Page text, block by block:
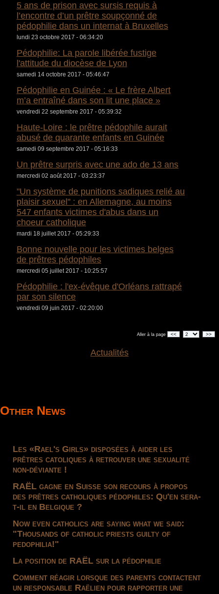
5 ans de prison avec sursis requis à
l’encontre d’un prêtre soupçonné de
pédophilie dans un internat à Bruxelles
lundi 23 octobre 2017 - 06:34:20
Pédophilie: La parole libérée fustige
l'attitude du diocèse de Lyon
samedi 14 octobre 2017 - 05:46:47
Pédophilie en Guinée : « Le frère Albert
m’a entraîné dans son lit une place »
vendredi 22 septembre 2017 - 05:39:32
Haute-Loire : le prêtre pédophile aurait
abusé de quarante enfants en Guinée
samedi 09 septembre 2017 - 05:16:33
Un prêtre surpris avec une ado de 13 ans
mercredi 02 août 2017 - 03:23:37
"Un système de punitions sadiques relié au
plaisir sexuel" : en Allemagne, au moins
547 enfants victimes d'abus dans un
choeur catholique
mardi 18 juillet 2017 - 05:29:33
Bonne nouvelle pour les victimes belges
de prêtres pédophiles
mercredi 05 juillet 2017 - 10:25:57
Pédophilie : l'ex-évêque d'Orléans rattrapé
par son silence
vendredi 09 juin 2017 - 02:20:00
Aller à la page << >>
Actualités
Other News
Les «Rael's Girls» disposées à aider les
prêtres catoliques à retrouver une sexualité
non-déviante !
RAËL gagne en Suisse son recours à propos
des prêtres catholiques pédophiles: Qu'en sera-
t-il en Belgique ?
Now even catholics are saying what we said:
"Thousands of catholic priests guilty of
pedophilia!"
La position de RAËL sur la pédophilie
Comment réagir lorsque des parents contactent
un responsable Raëlien pour rapporter une